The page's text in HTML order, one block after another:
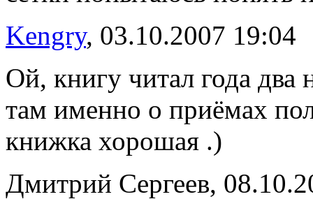
Kengry, 03.10.2007 19:04
Ой, книгу читал года
там именно о приёмах
книжка хорошая .)
Дмитрий Сергеев,